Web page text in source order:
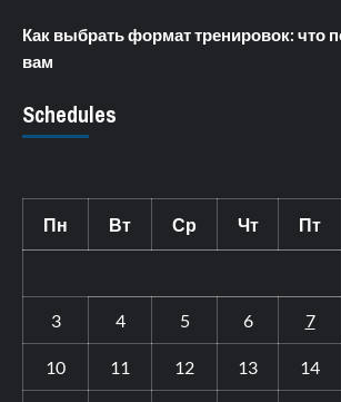
Как выбрать формат тренировок: что
вам
Schedules
Пн Вт Ср Чт Пт
3 4 5 6 7
10 11 12 13 14